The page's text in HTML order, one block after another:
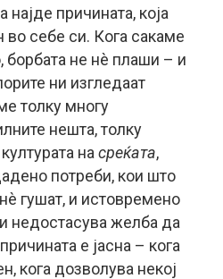
најде причината, која
во себе си. Кога сакаме
борбата не нè плаши – и
ни изгледаат
толку многу
нешта, толку
на среќата,
потреби, кои што
гушат, и истовремено
недостасува желба да
е јасна – кога
кога дозволува некој